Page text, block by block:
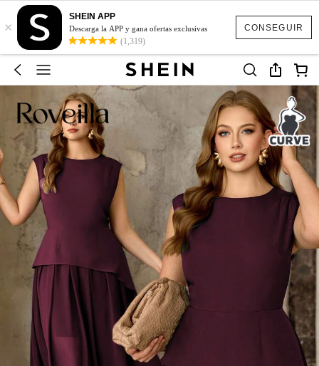
CONSEGUIR
×
SHEIN APP
Descarga la APP y gana ofertas exclusivas
(1,319)